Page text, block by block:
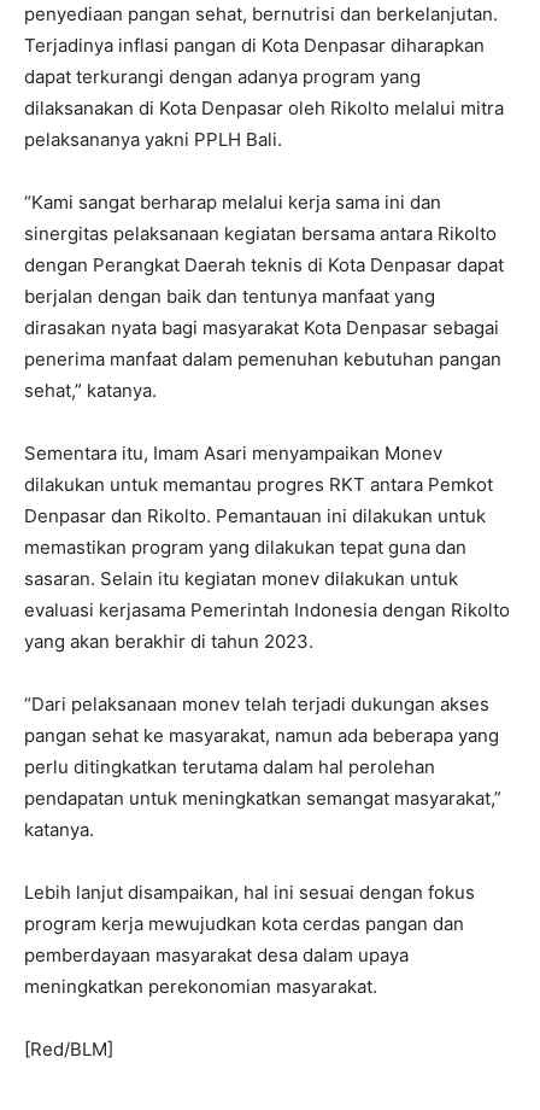
penyediaan pangan sehat, bernutrisi dan berkelanjutan.
Terjadinya inflasi pangan di Kota Denpasar diharapkan
dapat terkurangi dengan adanya program yang
dilaksanakan di Kota Denpasar oleh Rikolto melalui mitra
pelaksananya yakni PPLH Bali.
“Kami sangat berharap melalui kerja sama ini dan
sinergitas pelaksanaan kegiatan bersama antara Rikolto
dengan Perangkat Daerah teknis di Kota Denpasar dapat
berjalan dengan baik dan tentunya manfaat yang
dirasakan nyata bagi masyarakat Kota Denpasar sebagai
penerima manfaat dalam pemenuhan kebutuhan pangan
sehat,” katanya.
Sementara itu, Imam Asari menyampaikan Monev
dilakukan untuk memantau progres RKT antara Pemkot
Denpasar dan Rikolto. Pemantauan ini dilakukan untuk
memastikan program yang dilakukan tepat guna dan
sasaran. Selain itu kegiatan monev dilakukan untuk
evaluasi kerjasama Pemerintah Indonesia dengan Rikolto
yang akan berakhir di tahun 2023.
“Dari pelaksanaan monev telah terjadi dukungan akses
pangan sehat ke masyarakat, namun ada beberapa yang
perlu ditingkatkan terutama dalam hal perolehan
pendapatan untuk meningkatkan semangat masyarakat,”
katanya.
Lebih lanjut disampaikan, hal ini sesuai dengan fokus
program kerja mewujudkan kota cerdas pangan dan
pemberdayaan masyarakat desa dalam upaya
meningkatkan perekonomian masyarakat.
[Red/BLM]